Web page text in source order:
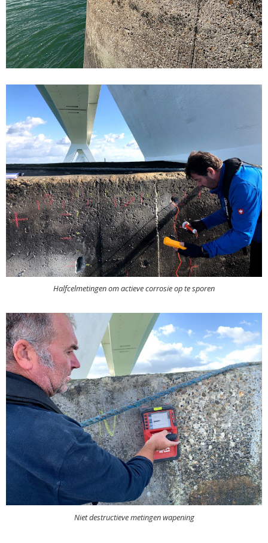
Halfcelmetingen om actieve corrosie op te sporen
Niet destructieve metingen wapening